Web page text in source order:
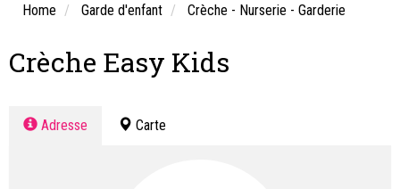
Home Garde d'enfant Crèche - Nurserie - Garderie
Crèche Easy Kids
Adresse Carte